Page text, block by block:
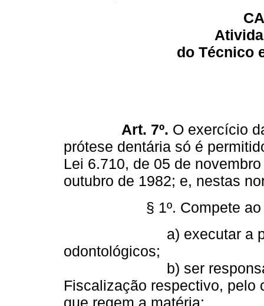
do Técnico
Art. 7º. O exercício
prótese dentária só é
Lei 6.710, de 05 de
outubro de 1982; e, nestas
§ 1º. Compete ao
a) executar a parte
odontológicos;
b) ser responsável,
Fiscalização respectivo, pelo
que regem a matéria;